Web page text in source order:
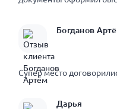
Богданов
Супер место
Дарья